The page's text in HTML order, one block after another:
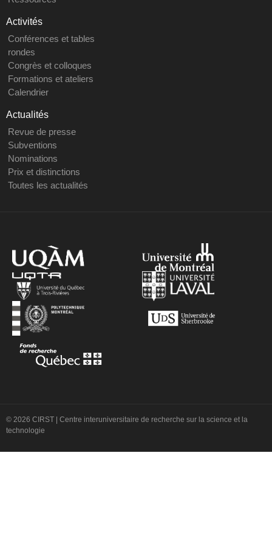
Activités
Conférences et tables
rondes
Congrès et colloques
Formations et ateliers
Calendrier
Actualités
Revue de presse
Subventions
Nominations
Prix et distinctions
Toutes les actualités
© 2026 CIRST | Centre interuniversitaire de recherche sur la science et la
technologie